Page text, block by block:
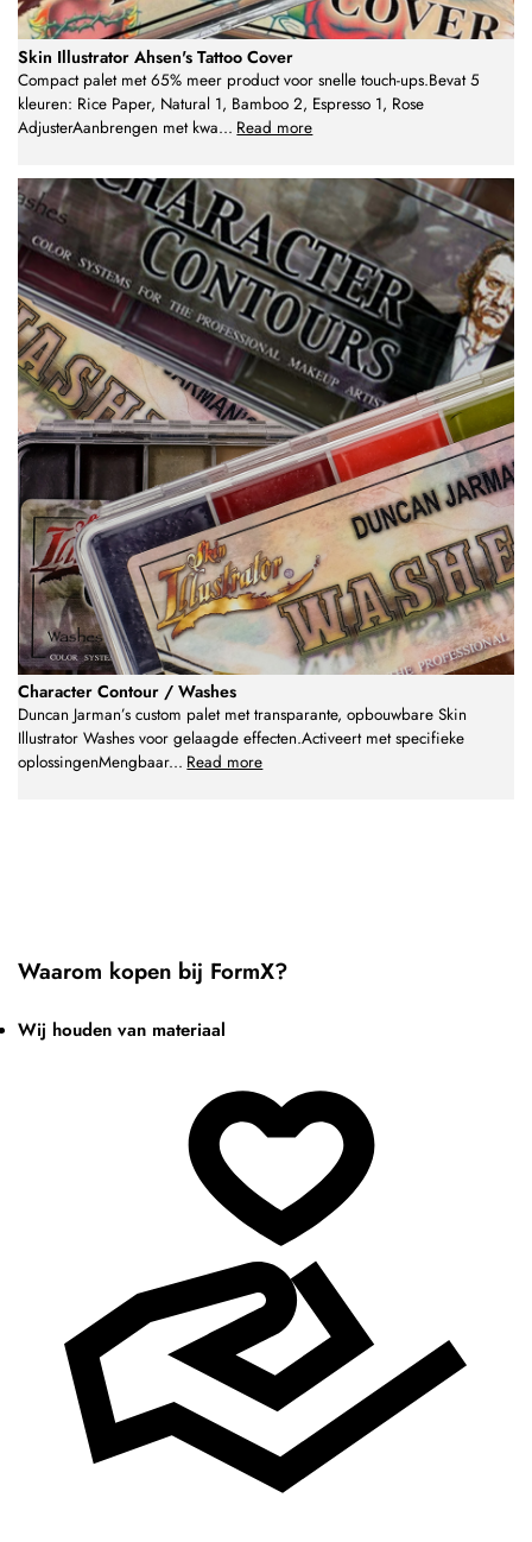
Skin Illustrator Ahsen's Tattoo Cover
Compact palet met 65% meer product voor snelle touch-ups.Bevat 5
kleuren: Rice Paper, Natural 1, Bamboo 2, Espresso 1, Rose
AdjusterAanbrengen met kwa... Read more
Character Contour / Washes
Duncan Jarman’s custom palet met transparante, opbouwbare Skin
Illustrator Washes voor gelaagde effecten.Activeert met specifieke
oplossingenMengbaar... Read more
Waarom kopen bij FormX?
Wij houden van materiaal